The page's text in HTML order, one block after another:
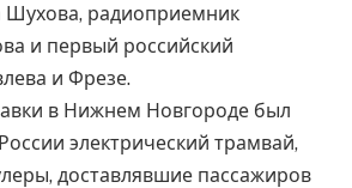
радиоприемник
и первый российский
и Фрезе.
в Нижнем Новгороде был
электрический трамвай,
доставлявшие пассажиров